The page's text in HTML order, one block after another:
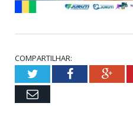
COMPARTILHAR:
TwitterFacebook
Email